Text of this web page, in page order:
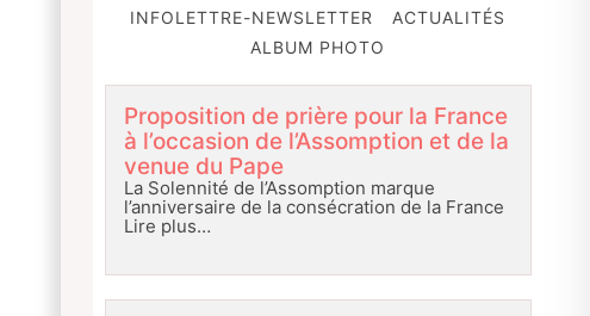
INFOLETTRE-NEWSLETTER
ACTUALITÉS
ALBUM PHOTO
Proposition de prière pour la France
à l’occasion de l’Assomption et de la
venue du Pape
La Solennité de l’Assomption marque
l’anniversaire de la consécration de la France
Lire plus…